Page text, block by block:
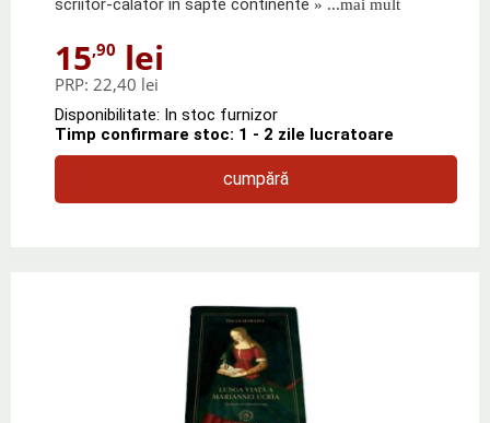
» ...mai mult
15,90 lei
PRP: 22,40 lei
Disponibilitate: In stoc furnizor
Timp confirmare stoc: 1 - 2 zile lucratoare
cumpără